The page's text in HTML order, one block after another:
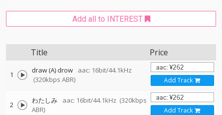
Add all to INTEREST
Title Price
1 draw (A) drow
aac: 16bit/44.1kHz
(320kbps ABR)
Add Track
2 わたしみ aac: 16bit/44.1kHz (320kbps
ABR)
Add Track